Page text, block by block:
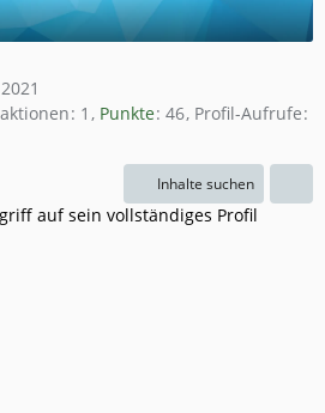
1 Punkte 46 Profil-Aufrufe
Inhalte suchen
auf sein vollständiges Profil